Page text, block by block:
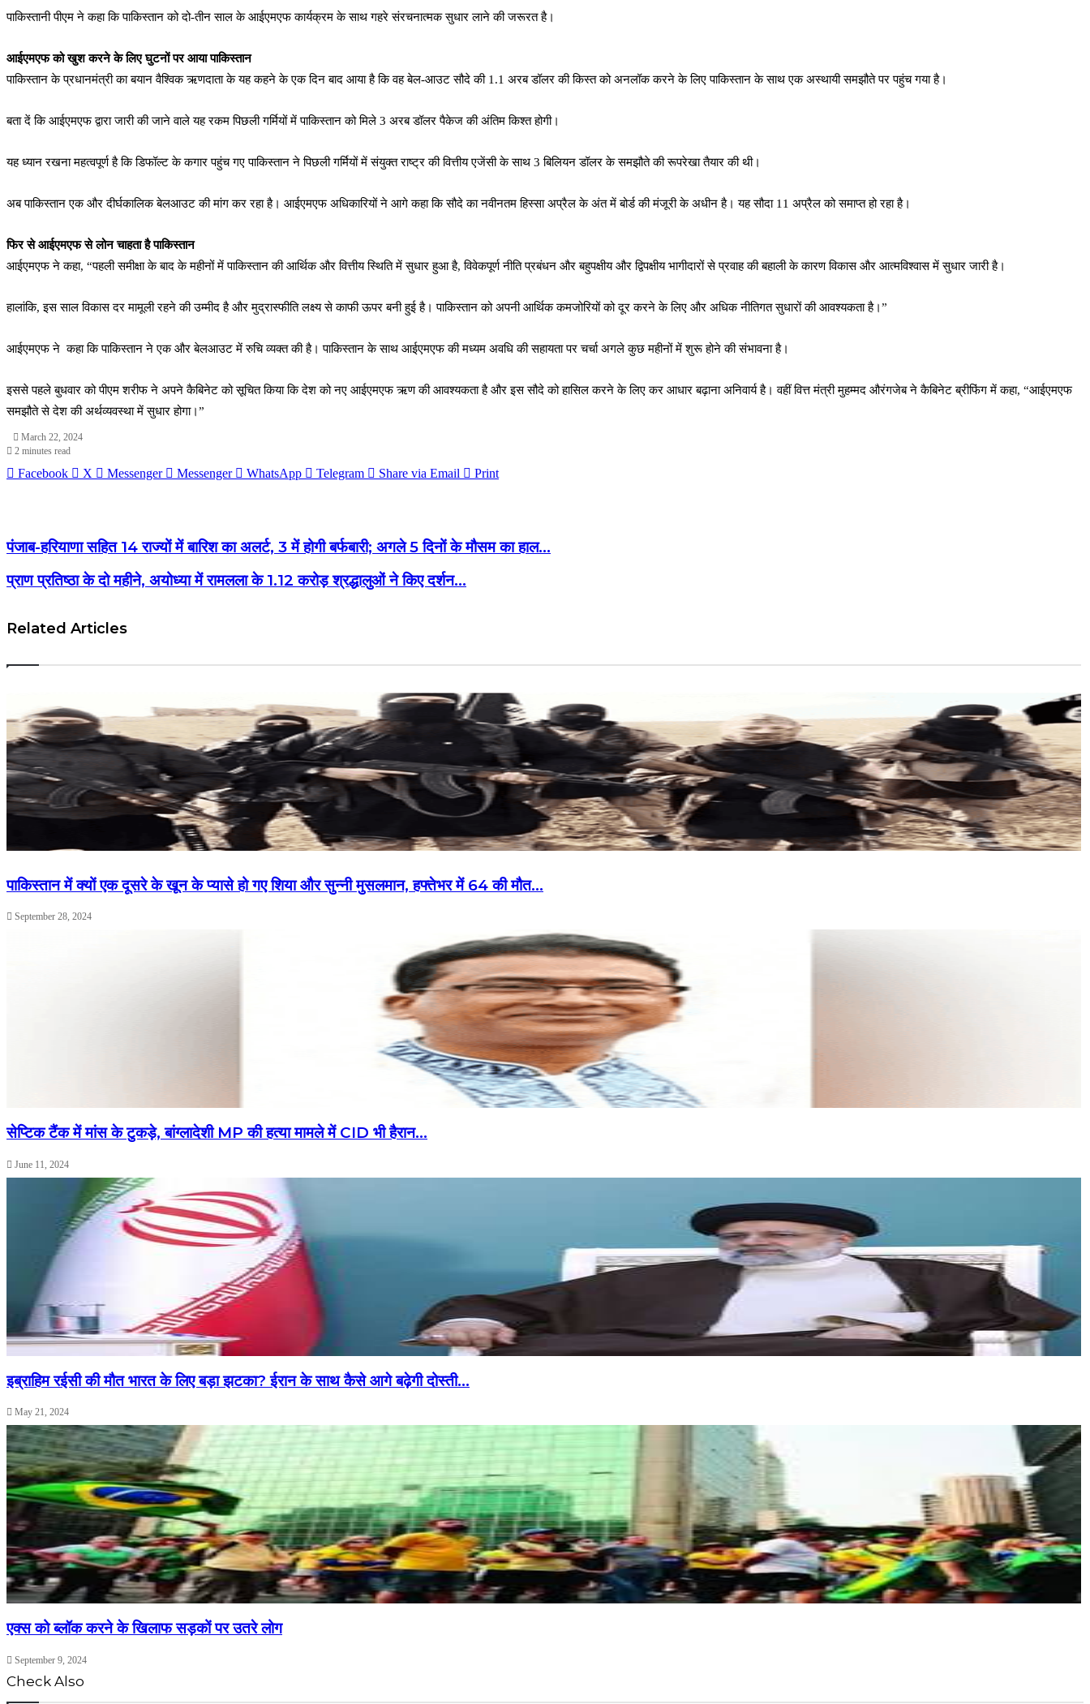
पाकिस्तानी पीएम ने कहा कि पाकिस्तान को दो-तीन साल के आईएमएफ कार्यक्रम के साथ गहरे संरचनात्मक सुधार लाने की जरूरत है।
आईएमएफ को खुश करने के लिए घुटनों पर आया पाकिस्तान
पाकिस्तान के प्रधानमंत्री का बयान वैश्विक ऋणदाता के यह कहने के एक दिन बाद आया है कि वह बेल-आउट सौदे की 1.1 अरब डॉलर की किस्त को अनलॉक करने के लिए पाकिस्तान के साथ एक अस्थायी समझौते पर पहुंच गया है।
बता दें कि आईएमएफ द्वारा जारी की जाने वाले यह रकम पिछली गर्मियों में पाकिस्तान को मिले 3 अरब डॉलर पैकेज की अंतिम किश्त होगी।
यह ध्यान रखना महत्वपूर्ण है कि डिफॉल्ट के कगार पहुंच गए पाकिस्तान ने पिछली गर्मियों में संयुक्त राष्ट्र की वित्तीय एजेंसी के साथ 3 बिलियन डॉलर के समझौते की रूपरेखा तैयार की थी।
अब पाकिस्तान एक और दीर्घकालिक बेलआउट की मांग कर रहा है। आईएमएफ अधिकारियों ने आगे कहा कि सौदे का नवीनतम हिस्सा अप्रैल के अंत में बोर्ड की मंजूरी के अधीन है। यह सौदा 11 अप्रैल को समाप्त हो रहा है।
फिर से आईएमएफ से लोन चाहता है पाकिस्तान
आईएमएफ ने कहा, “पहली समीक्षा के बाद के महीनों में पाकिस्तान की आर्थिक और वित्तीय स्थिति में सुधार हुआ है, विवेकपूर्ण नीति प्रबंधन और बहुपक्षीय और द्विपक्षीय भागीदारों से प्रवाह की बहाली के कारण विकास और आत्मविश्वास में सुधार जारी है।
हालांकि, इस साल विकास दर मामूली रहने की उम्मीद है और मुद्रास्फीति लक्ष्य से काफी ऊपर बनी हुई है। पाकिस्तान को अपनी आर्थिक कमजोरियों को दूर करने के लिए और अधिक नीतिगत सुधारों की आवश्यकता है।”
आईएमएफ ने कहा कि पाकिस्तान ने एक और बेलआउट में रुचि व्यक्त की है। पाकिस्तान के साथ आईएमएफ की मध्यम अवधि की सहायता पर चर्चा अगले कुछ महीनों में शुरू होने की संभावना है।
इससे पहले बुधवार को पीएम शरीफ ने अपने कैबिनेट को सूचित किया कि देश को नए आईएमएफ ऋण की आवश्यकता है और इस सौदे को हासिल करने के लिए कर आधार बढ़ाना अनिवार्य है। वहीं वित्त मंत्री मुहम्मद औरंगजेब ने कैबिनेट ब्रीफिंग में कहा, “आईएमएफ
समझौते से देश की अर्थव्यवस्था में सुधार होगा।”
March 22, 2024
2 minutes read
Facebook X Messenger Messenger WhatsApp Telegram Share via Email Print
पंजाब-हरियाणा सहित 14 राज्यों में बारिश का अलर्ट, 3 में होगी बर्फबारी; अगले 5 दिनों के मौसम का हाल...
प्राण प्रतिष्ठा के दो महीने, अयोध्या में रामलला के 1.12 करोड़ श्रद्धालुओं ने किए दर्शन...
Related Articles
पाकिस्तान में क्यों एक दूसरे के खून के प्यासे हो गए शिया और सुन्नी मुसलमान, हफ्तेभर में 64 की मौत…
September 28, 2024
सेप्टिक टैंक में मांस के टुकड़े, बांग्लादेशी MP की हत्या मामले में CID भी हैरान…
June 11, 2024
इब्राहिम रईसी की मौत भारत के लिए बड़ा झटका? ईरान के साथ कैसे आगे बढ़ेगी दोस्ती…
May 21, 2024
एक्स को ब्लॉक करने के खिलाफ सड़कों पर उतरे लोग
September 9, 2024
Check Also